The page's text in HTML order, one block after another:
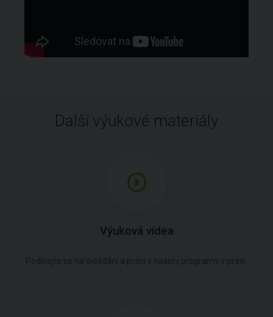
Další výukové materiály
Výuková videa
Podívejte se na ovládání a práci s našimi programy v praxi.